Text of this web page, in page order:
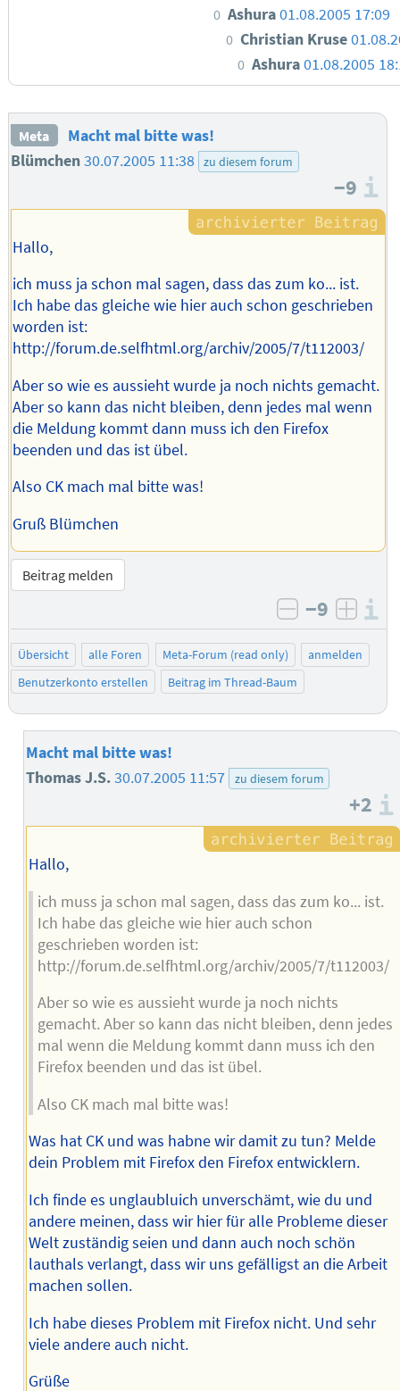
0 Ashura01.08.2005 17:09
0 Christian Kruse
0 Ashura01.08.2005
Meta
Macht mal bitte was!
Blümchen30.07.2005 11:38 zu diesem forum
−9
Hallo,
ich muss ja schon mal sagen, dass das zum ko... ist.
Ich habe das gleiche wie hier auch schon geschrieben
worden ist:
http://forum.de.selfhtml.org/archiv/2005/7/t112003/
Aber so wie es aussieht wurde ja noch nichts gemacht.
Aber so kann das nicht bleiben, denn jedes mal wenn
die Meldung kommt dann muss ich den Firefox
beenden und das ist übel.
Also CK mach mal bitte was!
Gruß Blümchen
Beitrag melden
negativ
−9
Übersicht alle Foren Meta-Forum (read only)
anmelden
Benutzerkonto erstellen
Beitrag im Thread-Baum
Macht mal bitte was!
Thomas J.S.30.07.2005 11:57 zu diesem forum
+2
Hallo,
ich muss ja schon mal sagen, dass das zum ko... ist.
Ich habe das gleiche wie hier auch schon
geschrieben worden ist:
http://forum.de.selfhtml.org/archiv/2005/7/t112003/
Aber so wie es aussieht wurde ja noch nichts
gemacht. Aber so kann das nicht bleiben, denn jedes
mal wenn die Meldung kommt dann muss ich den
Firefox beenden und das ist übel.
Also CK mach mal bitte was!
Was hat CK und was habne wir damit zu tun? Melde
dein Problem mit Firefox den Firefox entwicklern.
Ich finde es unglaubluich unverschämt, wie du und
andere meinen, dass wir hier für alle Probleme dieser
Welt zuständig seien und dann auch noch schön
lauthals verlangt, dass wir uns gefälligst an die Arbeit
machen sollen.
Ich habe dieses Problem mit Firefox nicht. Und sehr
viele andere auch nicht.
Grüße